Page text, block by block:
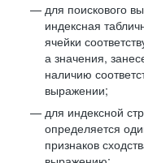
для поискового
индексная
ячейки
а значения,
наличию
выражении;
для индексной
определяется
признаков